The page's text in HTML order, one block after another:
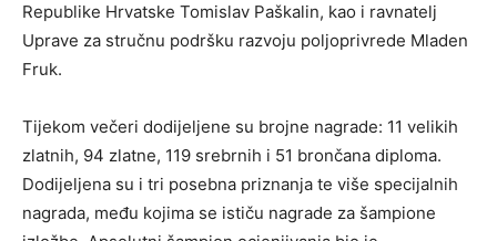
Republike Hrvatske Tomislav Paškalin, kao i ravnatelj
Uprave za stručnu podršku razvoju poljoprivrede Mladen
Fruk.
Tijekom večeri dodijeljene su brojne nagrade: 11 velikih
zlatnih, 94 zlatne, 119 srebrnih i 51 brončana diploma.
Dodijeljena su i tri posebna priznanja te više specijalnih
nagrada, među kojima se ističu nagrade za šampione